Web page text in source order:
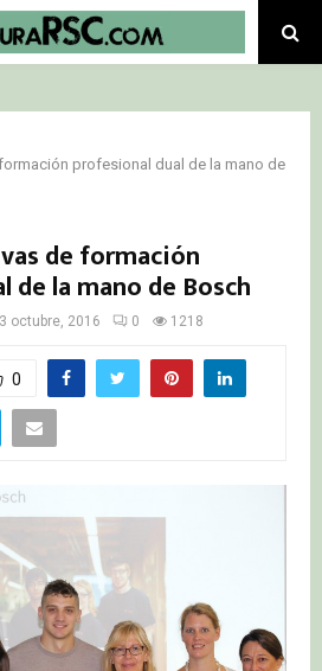
profesional dual de la mano de
de formación
de la mano de Bosch
3 octubre, 2016 0 1218
0